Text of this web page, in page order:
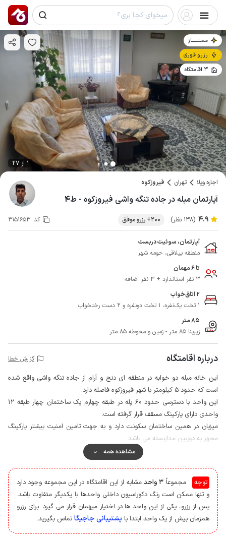
مـمـتــــــاز
رزرو فوری
3 اقامتگاه
1 از 27
اجاره ویلا تهران فیروزکوه
آپارتمان مبله در جاده تنگه واشی فیروزکوه - ط۴
4.9 (138 نظر) 200+ رزرو موفق کد: 3151653
آپارتمان، سوئیت دربست
منطقه ییلاقی، حومه شهر
تا 6 مهمان
3 نفر استاندارد + 3 نفر اضافه
2 اتاق‌خواب
1 تخت یک‌نفره، 1 تخت دونفره و 2 دست رختخواب
85 متر
زیربنا 85 متر - زمین و محوطه 85 متر
درباره اقامتگاه گزارش خطا
این خانه مبله دو خوابه در منطقه ای دنج و آرام از جاده تنگه واشی واقع شده
است که حدود 5 کیلومتر با شهر فیروزکوه فاصله دارد.
این واحد با دسترسی حدود 60 پله در طبقه چهارم یک ساختمان چهار طبقه 12
واحدی دارای پارکینگ مسقف قرار گرفته است.
میزبان در همین ساختمان سکونت دارد و به جهت تامین امنیت بیشتر پارکینگ
مجهز به دوربین مداربسته می باشد.
مهمانان گرامی می توانند برای تهیه مایحتاج روزانه خود از سوپرمارکت و نانوایی در
کیفیت پوشش شبکه تلفن همراه برای اپراتور ایرانسل و همراه اول در مکالمه خوب
و اینترنت نیز به صورت 4g است.
مشاهده همه
توجه مجموعاً 3 واحد
مشابه از این اقامتگاه در این مجموعه وجود دارد
و تنها ممکن است رنگ دکوراسیون داخلی واحدها با یکدیگر متفاوت باشد.
پس از رزرو، یکی از این واحد ها در اختیار میهمان قرار می گیرد. برای رزرو
همزمان بیش از یک واحد ابتدا با پشتیبانی جاجیگا تماس بگیرید.